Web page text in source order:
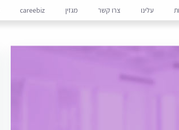
עלינו צרו קשר מגזין careebiz